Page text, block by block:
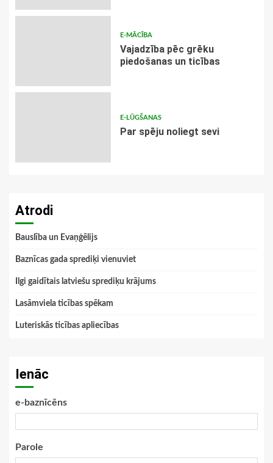
E-MĀCĪBA
Vajadzība pēc grēku
piedošanas un ticības
E-LŪGŠANAS
Par spēju noliegt sevi
Atrodi
Bauslība un Evaņģēlijs
Baznīcas gada sprediķi vienuviet
Ilgi gaidītais latviešu sprediķu krājums
Lasāmviela ticības spēkam
Luteriskās ticības apliecības
Ienāc
e-baznīcēns
Parole